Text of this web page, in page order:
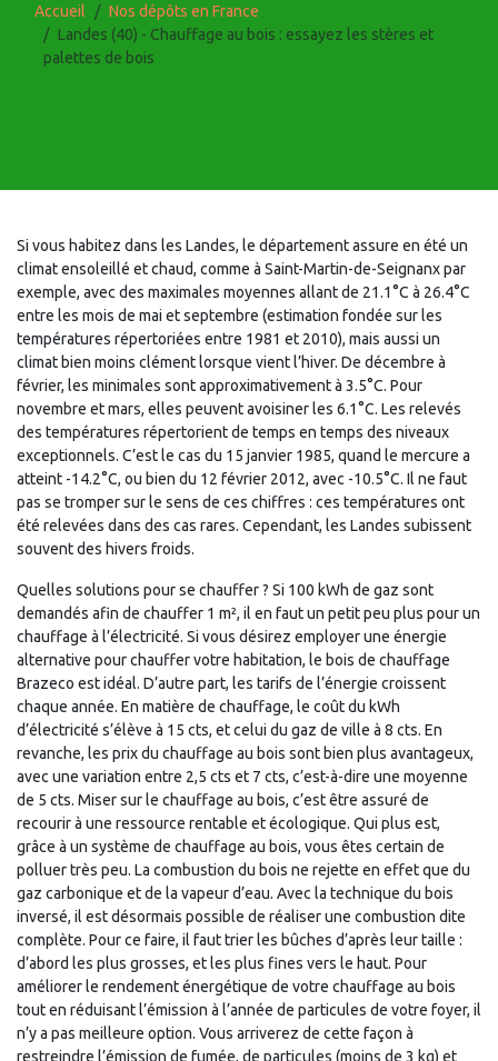
Accueil
Nos dépôts en France
Landes (40) - Chauffage au bois : essayez les stères et
palettes de bois
Si vous habitez dans les Landes, le département assure en été un
climat ensoleillé et chaud, comme à Saint-Martin-de-Seignanx par
exemple, avec des maximales moyennes allant de 21.1°C à 26.4°C
entre les mois de mai et septembre (estimation fondée sur les
températures répertoriées entre 1981 et 2010), mais aussi un
climat bien moins clément lorsque vient l’hiver. De décembre à
février, les minimales sont approximativement à 3.5°C. Pour
novembre et mars, elles peuvent avoisiner les 6.1°C. Les relevés
des températures répertorient de temps en temps des niveaux
exceptionnels. C’est le cas du 15 janvier 1985, quand le mercure a
atteint -14.2°C, ou bien du 12 février 2012, avec -10.5°C. Il ne faut
pas se tromper sur le sens de ces chiffres : ces températures ont
été relevées dans des cas rares. Cependant, les Landes subissent
souvent des hivers froids.
Quelles solutions pour se chauffer ? Si 100 kWh de gaz sont
demandés afin de chauffer 1 m², il en faut un petit peu plus pour un
chauffage à l’électricité. Si vous désirez employer une énergie
alternative pour chauffer votre habitation, le bois de chauffage
Brazeco est idéal. D’autre part, les tarifs de l’énergie croissent
chaque année. En matière de chauffage, le coût du kWh
d’électricité s’élève à 15 cts, et celui du gaz de ville à 8 cts. En
revanche, les prix du chauffage au bois sont bien plus avantageux,
avec une variation entre 2,5 cts et 7 cts, c’est-à-dire une moyenne
de 5 cts. Miser sur le chauffage au bois, c’est être assuré de
recourir à une ressource rentable et écologique. Qui plus est,
grâce à un système de chauffage au bois, vous êtes certain de
polluer très peu. La combustion du bois ne rejette en effet que du
gaz carbonique et de la vapeur d’eau. Avec la technique du bois
inversé, il est désormais possible de réaliser une combustion dite
complète. Pour ce faire, il faut trier les bûches d’après leur taille :
d’abord les plus grosses, et les plus fines vers le haut. Pour
améliorer le rendement énergétique de votre chauffage au bois
tout en réduisant l’émission à l’année de particules de votre foyer, il
n’y a pas meilleure option. Vous arriverez de cette façon à
restreindre l’émission de fumée, de particules (moins de 3 kg) et